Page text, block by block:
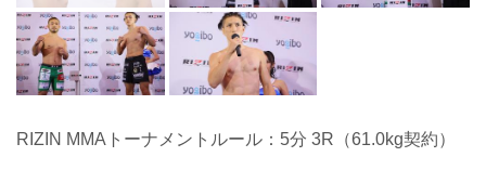
RIZIN MMAトーナメントルール：5分 3R（61.0kg契約）